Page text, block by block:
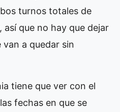
turnos totales de
que no hay que dejar
a quedar sin
tiene que ver con el
fechas en que se